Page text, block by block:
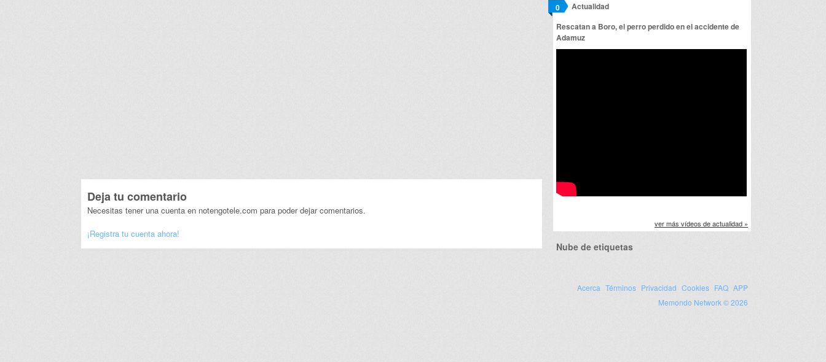
Deja tu comentario
Necesitas tener una cuenta en notengotele.com para poder dejar comentarios.
¡Registra tu cuenta ahora!
Actualidad
0
Rescatan a Boro, el perro perdido en el accidente de
Adamuz
ver más vídeos de actualidad »
Nube de etiquetas
Acerca Términos Privacidad Cookies FAQ APP
Memondo Network © 2026